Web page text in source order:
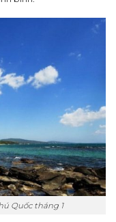
Quốc tháng 1